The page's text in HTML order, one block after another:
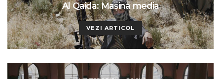
Al Qaida: Maşina media
VEZI ARTICOL